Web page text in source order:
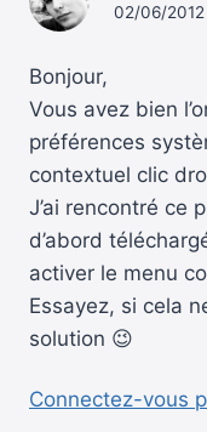
02/06/2012
Bonjour,
Vous avez bien
préférences
contextuel clic
J’ai rencontré ce
d’abord
activer le menu
Essayez, si cela
solution 😉
Connectez-vous